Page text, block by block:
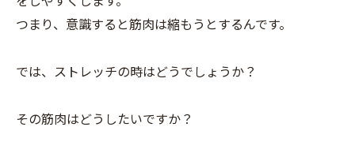
つまり、意識すると筋肉は縮もうとするんです。
では、ストレッチの時はどうでしょうか？
その筋肉はどうしたいですか？